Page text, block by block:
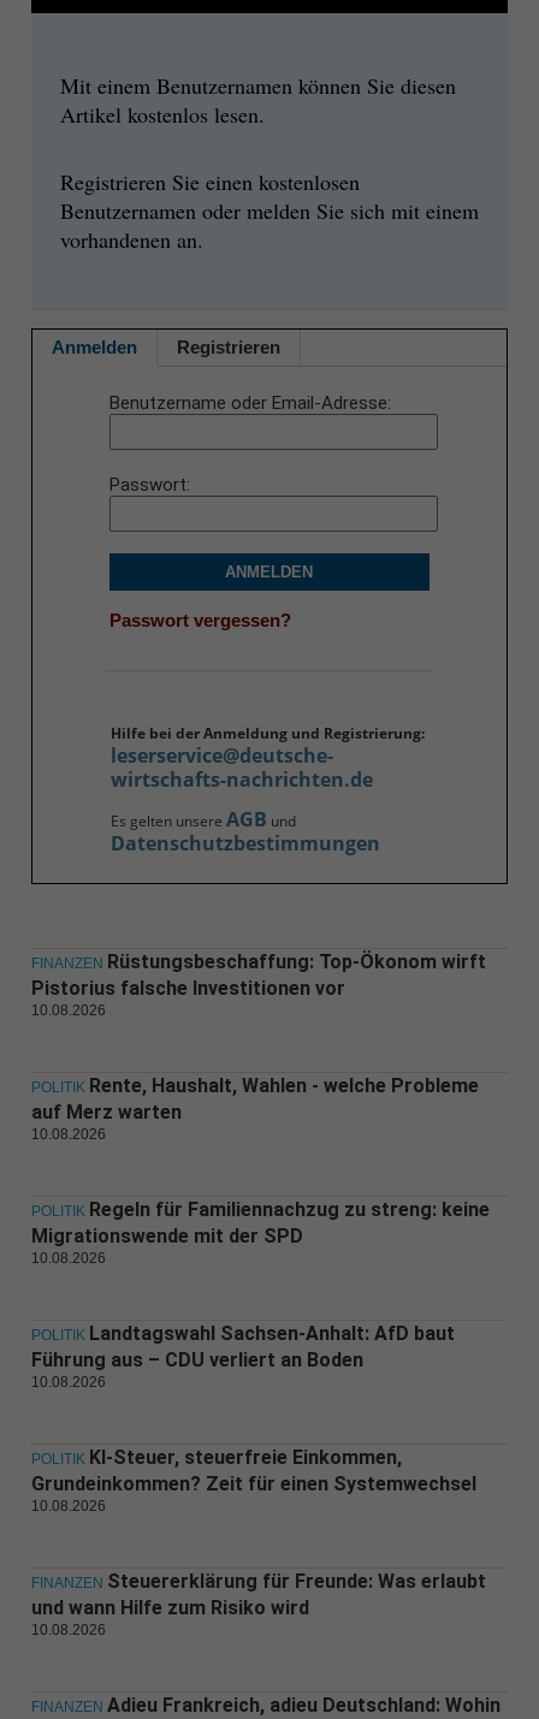
Mit einem Benutzernamen können Sie diesen
Artikel kostenlos lesen.
Registrieren Sie einen kostenlosen
Benutzernamen oder melden Sie sich mit einem
vorhandenen an.
Anmelden Registrieren
Benutzername oder Email-Adresse
Passwort
ANMELDEN
Passwort vergessen?
Hilfe bei der Anmeldung und Registrierung:
leserservice@deutsche-
wirtschafts-nachrichten.de
Es gelten unsere AGB und
Datenschutzbestimmungen
FINANZEN Rüstungsbeschaffung: Top-Ökonom wirft
Pistorius falsche Investitionen vor
10.08.2026
POLITIK Rente, Haushalt, Wahlen - welche Probleme
auf Merz warten
10.08.2026
POLITIK Regeln für Familiennachzug zu streng: keine
Migrationswende mit der SPD
10.08.2026
POLITIK Landtagswahl Sachsen-Anhalt: AfD baut
Führung aus – CDU verliert an Boden
10.08.2026
POLITIK KI-Steuer, steuerfreie Einkommen,
Grundeinkommen? Zeit für einen Systemwechsel
10.08.2026
FINANZEN Steuererklärung für Freunde: Was erlaubt
und wann Hilfe zum Risiko wird
10.08.2026
FINANZEN Adieu Frankreich, adieu Deutschland: Wohin